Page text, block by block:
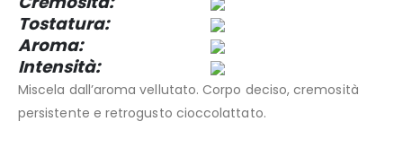
Tostatura:
Aroma:
Intensità:
Miscela dall’aroma vellutato. Corpo deciso, cremosità
persistente e retrogusto cioccolattato.